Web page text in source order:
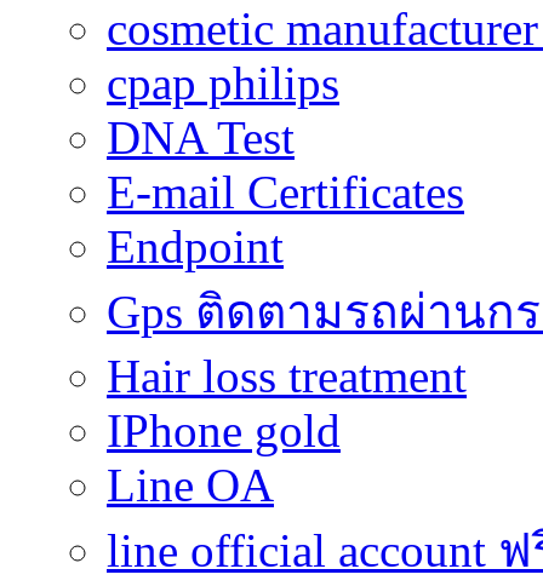
cosmetic
cpap philips
DNA Test
E-mail Certificates
Endpoint
Gps ติดตามรถผ่านก
Hair loss treatment
IPhone gold
Line OA
line official account